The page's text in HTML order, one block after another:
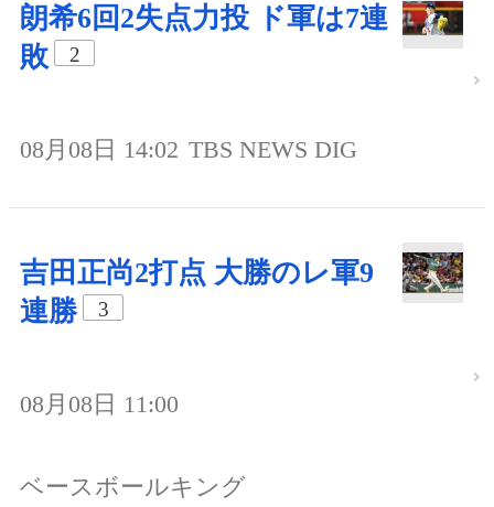
朗希6回2失点力投 ド軍は7連
敗
2
08月08日 14:02 TBS NEWS DIG
吉田正尚2打点 大勝のレ軍9
連勝
3
08月08日 11:00
ベースボールキング